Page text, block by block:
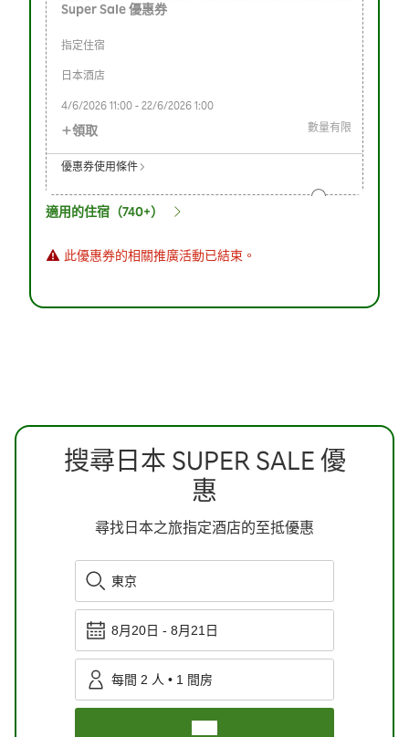
Super Sale 優惠券
指定住宿
日本酒店
4/6/2026 11:00 - 22/6/2026 1:00
領取 數量有限
優惠券使用條件
適用的住宿（740+）
此優惠券的相關推廣活動已結束。
搜尋日本 SUPER SALE 優
惠
尋找日本之旅指定酒店的至抵優惠
東京
8月20日 - 8月21日
每間 2 人 • 1 間房